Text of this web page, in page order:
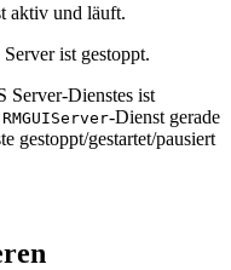
aktiv und läuft.
ist gestoppt.
Server-Dienstes ist
-Dienst gerade
gestoppt/gestartet/pausiert